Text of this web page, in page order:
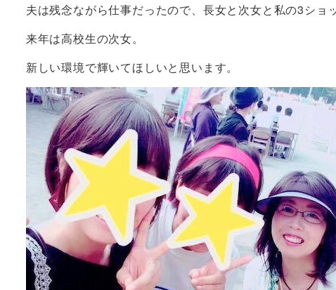
夫は残念ながら仕事だったので、長女と次女と私の3ショッ
来年は高校生の次女。
新しい環境で輝いてほしいと思います。